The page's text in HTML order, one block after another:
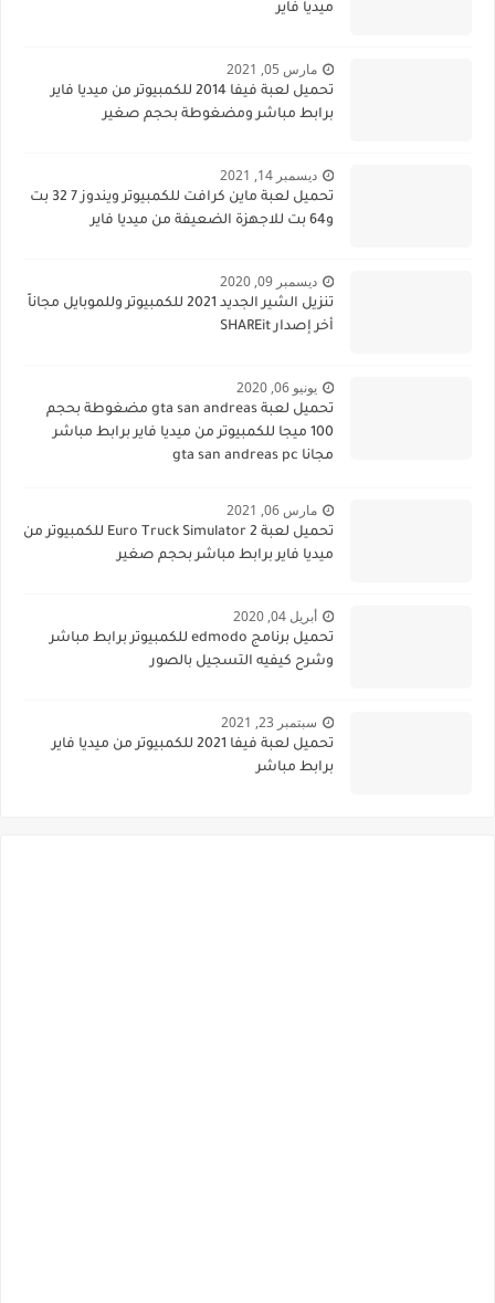
ميديا فاير
مارس 05, 2021
تحميل لعبة فيفا 2014 للكمبيوتر من ميديا فاير
برابط مباشر ومضغوطة بحجم صغير
ديسمبر 14, 2021
تحميل لعبة ماين كرافت للكمبيوتر ويندوز 7 32 بت
و64 بت للاجهزة الضعيفة من ميديا فاير
ديسمبر 09, 2020
تنزيل الشير الجديد 2021 للكمبيوتر وللموبايل مجاناً
أخر إصدار SHAREit
يونيو 06, 2020
تحميل لعبة gta san andreas مضغوطة بحجم
100 ميجا للكمبيوتر من ميديا فاير برابط مباشر
مجانا gta san andreas pc
مارس 06, 2021
تحميل لعبة Euro Truck Simulator 2 للكمبيوتر من
ميديا فاير برابط مباشر بحجم صغير
أبريل 04, 2020
تحميل برنامج edmodo للكمبيوتر برابط مباشر
وشرح كيفيه التسجيل بالصور
سبتمبر 23, 2021
تحميل لعبة فيفا 2021 للكمبيوتر من ميديا فاير
برابط مباشر